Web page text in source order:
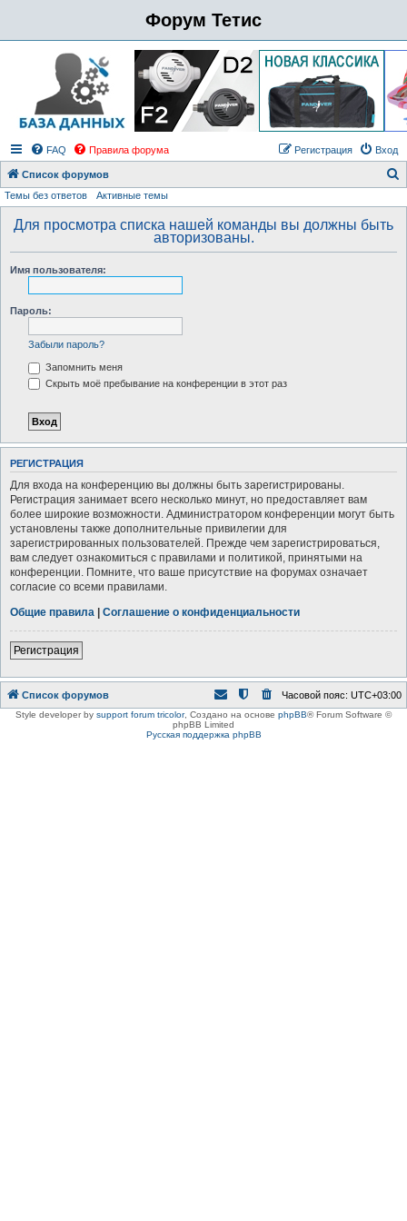
Форум Тетис
FAQ Правила форума Вход
Регистрация
Список форумов
Темы без ответов Активные темы
Для просмотра списка нашей команды вы должны быть
авторизованы.
Имя пользователя:
Пароль:
Забыли пароль?
Запомнить меня
Скрыть моё пребывание на конференции в этот раз
РЕГИСТРАЦИЯ
Для входа на конференцию вы должны быть зарегистрированы.
Регистрация занимает всего несколько минут, но предоставляет вам
более широкие возможности. Администратором конференции могут быть
установлены также дополнительные привилегии для
зарегистрированных пользователей. Прежде чем зарегистрироваться,
вам следует ознакомиться с правилами и политикой, принятыми на
конференции. Помните, что ваше присутствие на форумах означает
согласие со всеми правилами.
Общие правила | Соглашение о конфиденциальности
Регистрация
Список форумов Часовой пояс: UTC+03:00
Style developer by support forum tricolor, Создано на основе phpBB® Forum Software ©
phpBB Limited
Русская поддержка phpBB